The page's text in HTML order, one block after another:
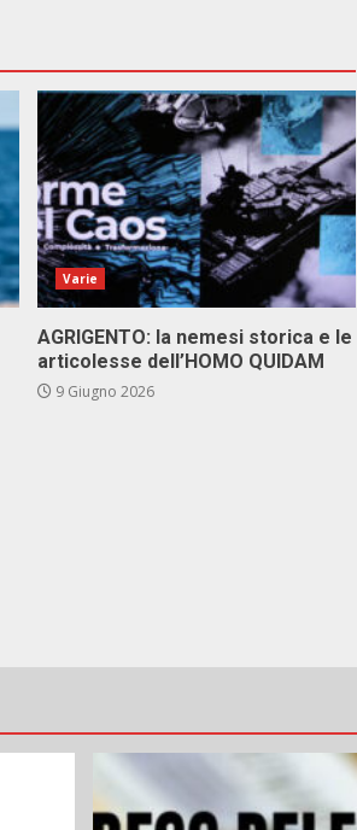
Varie
AGRIGENTO: la nemesi storica e le
articolesse dell’HOMO QUIDAM
9 Giugno 2026